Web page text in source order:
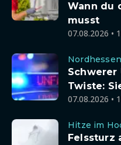
Wann du
musst
07.08.2026 •
Nordhessen
Schwerer
Twiste:
07.08.2026 •
Hitze im
Felssturz